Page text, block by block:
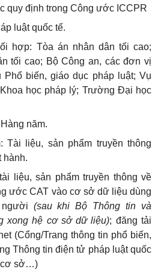
quy định trong Công ước ICCPR
luật quốc tế.
hợp: Tòa án nhân dân tối cao;
tối cao; Bộ Công an, các đơn vị
biến, giáo dục pháp luật; Vụ
học pháp lý; Trường Đại học
năm.
Tài liệu, sản phẩm truyền thông
hành.
liệu, sản phẩm truyền thông về
ước CAT vào cơ sở dữ liệu dùng
(sau khi Bộ Thông tin và
xong hệ cơ sở dữ liệu); đăng tải
(Cổng/Trang thông tin phổ biến,
Thông tin điện tử pháp luật quốc
cơ sở…)